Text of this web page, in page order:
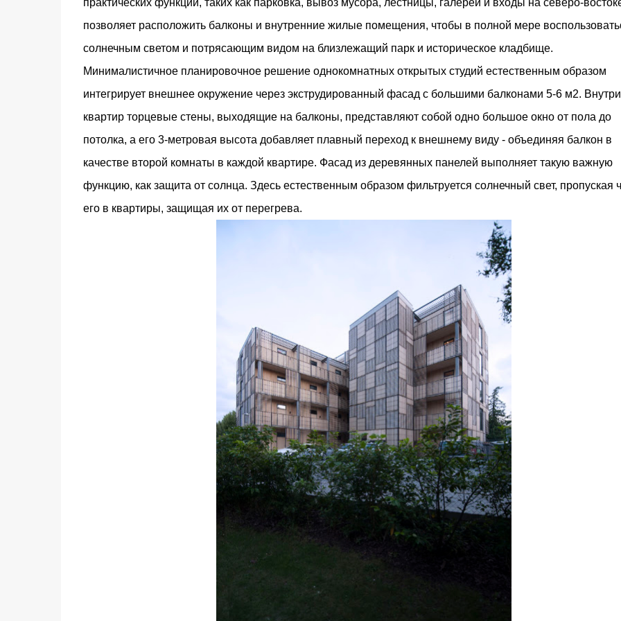
практических функций, таких как парковка, вывоз мусора, лестницы, галереи и входы на северо-
позволяет расположить балконы и внутренние жилые помещения, чтобы в полной мере
солнечным светом и потрясающим видом на близлежащий парк и историческое кладбище.
Минималистичное планировочное решение однокомнатных открытых студий естественным образом
интегрирует внешнее окружение через экструдированный фасад с большими балконами 5-6 м2. Внутри
квартир торцевые стены, выходящие на балконы, представляют собой одно большое окно от пола до
потолка, а его 3-метровая высота добавляет плавный переход к внешнему виду - объединяя балкон в
качестве второй комнаты в каждой квартире. Фасад из деревянных панелей выполняет такую ​​важную
функцию, как защита от солнца. Здесь естественным образом фильтруется солнечный свет, пропуская
его в квартиры, защищая их от перегрева.